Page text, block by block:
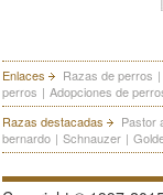
Enlaces Razas de perros |
perros | Adopciones de
Razas destacadas
Pastor
bernardo | Schnauzer |